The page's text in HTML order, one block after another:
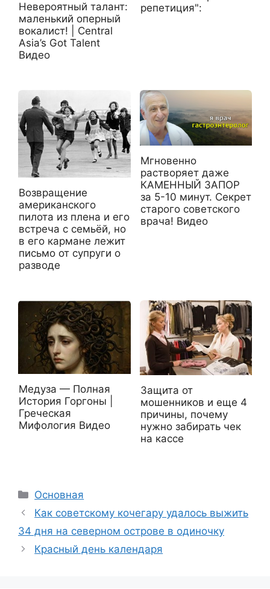
Невероятный талант:
маленький оперный
вокалист! | Central
Asia’s Got Talent
Видео
репетиция":
Возвращение
американского
пилота из плена и его
встреча с семьёй, но
в его кармане лежит
письмо от супруги о
разводе
Мгновенно
растворяет даже
КАМЕННЫЙ ЗАПОР
за 5-10 минут. Секрет
старого советского
врача! Видео
Медуза — Полная
История Горгоны |
Греческая
Мифология Видео
Защита от
мошенников и еще 4
причины, почему
нужно забирать чек
на кассе
Рубрики
Основная
Как советскому кочегару удалось выжить
34 дня на северном острове в одиночку
Красный день календаря